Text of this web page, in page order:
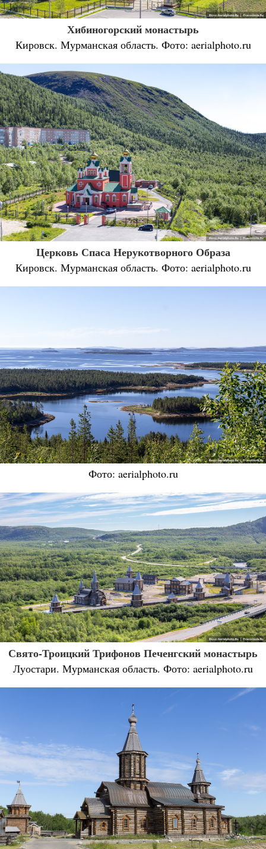
Хибиногорский монастырь
Кировск. Мурманская область. Фото: aerialphoto.ru
Церковь Спаса Нерукотворного Образа
Кировск. Мурманская область. Фото: aerialphoto.ru
Фото: aerialphoto.ru
Свято-Троицкий Трифонов Печенгский монастырь
Луостари. Мурманская область. Фото: aerialphoto.ru